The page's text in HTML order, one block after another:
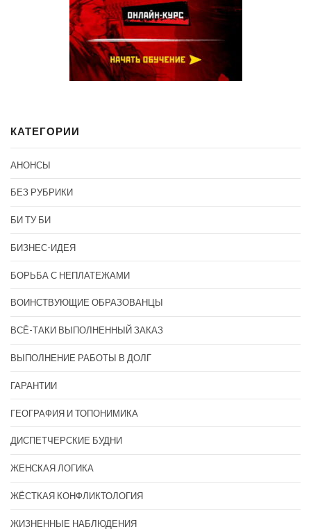
КАТЕГОРИИ
АНОНСЫ
БЕЗ РУБРИКИ
БИ ТУ БИ
БИЗНЕС-ИДЕЯ
БОРЬБА С НЕПЛАТЕЖАМИ
ВОИНСТВУЮЩИЕ ОБРАЗОВАНЦЫ
ВСЁ-ТАКИ ВЫПОЛНЕННЫЙ ЗАКАЗ
ВЫПОЛНЕНИЕ РАБОТЫ В ДОЛГ
ГАРАНТИИ
ГЕОГРАФИЯ И ТОПОНИМИКА
ДИСПЕТЧЕРСКИЕ БУДНИ
ЖЕНСКАЯ ЛОГИКА
ЖЁСТКАЯ КОНФЛИКТОЛОГИЯ
ЖИЗНЕННЫЕ НАБЛЮДЕНИЯ